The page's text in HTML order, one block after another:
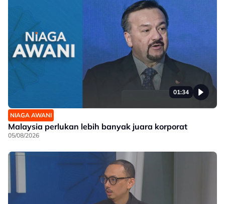
01:34
NIAGA AWANI
Malaysia perlukan lebih banyak juara korporat
05/08/2026